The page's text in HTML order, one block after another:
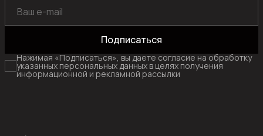
Подписаться
Нажимая «Подписаться», вы даете согласие на обработку
указанных персональных данных в целях получения
информационной и рекламной рассылки